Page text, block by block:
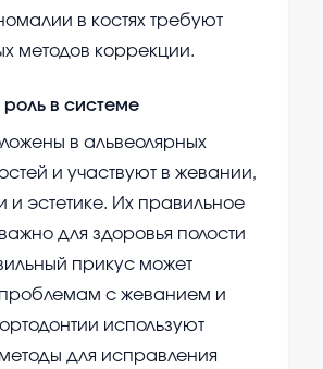
в костях требуют
методов коррекции.
в системе
в альвеолярных
и участвуют в жевании,
и эстетике. Их правильное
для здоровья полости
прикус может
проблемам с жеванием и
используют
для исправления